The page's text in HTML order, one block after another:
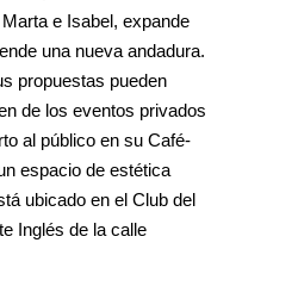
e Isabel, expande
una nueva andadura.
propuestas pueden
de los eventos privados
al público en su Café-
espacio de estética
ubicado en el Club del
Inglés de la calle